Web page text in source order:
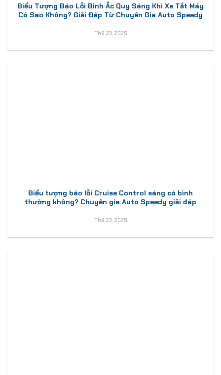
Biểu Tượng Báo Lỗi Bình Ắc Quy Sáng Khi Xe Tắt Máy
Có Sao Không? Giải Đáp Từ Chuyên Gia Auto Speedy
Th9 23, 2025
Biểu tượng báo lỗi Cruise Control sáng có bình
thường không? Chuyên gia Auto Speedy giải đáp
Th9 23, 2025